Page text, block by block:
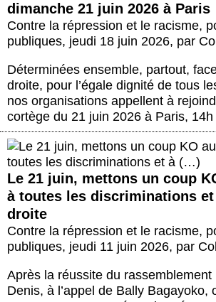
dimanche 21 juin 2026 à Paris
Contre la répression et le racisme,
publiques, jeudi 18 juin 2026, par
Déterminées ensemble, partout,
droite, pour l’égale dignité de tous
nos organisations appellent à
cortège du 21 juin 2026 à Paris,
Le 21 juin, mettons un coup
à toutes les discriminations et
droite
Contre la répression et le racisme,
publiques, jeudi 11 juin 2026, par
Après la réussite du rassemblement
Denis, à l’appel de Bally Bagayoko,